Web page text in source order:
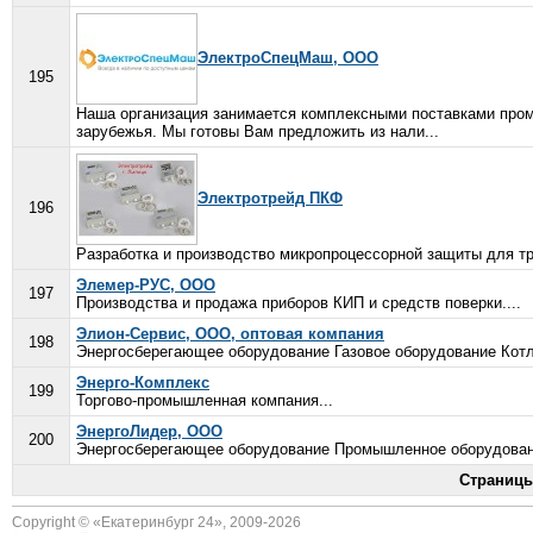
195
ЭлектроСпецМаш, ООО
Наша организация занимается комплексными поставками
зарубежья. Мы готовы Вам предложить из нали...
196
Электротрейд ПКФ
Разработка и производство микропроцессорной защиты для
197
Элемер-РУС, ООО
Производства и продажа приборов КИП и средств поверки....
198
Элион-Сервис, ООО, оптовая компания
Энергосберегающее оборудование Газовое оборудование
199
Энерго-Комплекс
Торгово-промышленная компания...
200
ЭнергоЛидер, ООО
Энергосберегающее оборудование Промышленное
Copyright © « Екатеринбург 24», 2009-2026